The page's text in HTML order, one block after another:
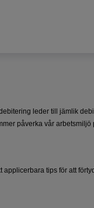
leder till jämlik
påverka vår arbetsmiljö
tips för att